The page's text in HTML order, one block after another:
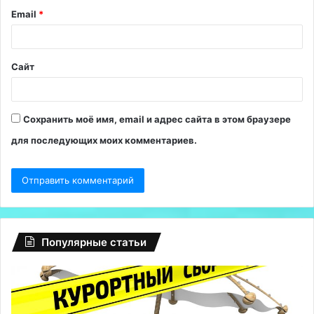
й
*
Email *
Сайт
Сохранить моё имя, email и адрес сайта в этом браузере
для последующих моих комментариев.
Популярные статьи
Глобальный
сбой
на